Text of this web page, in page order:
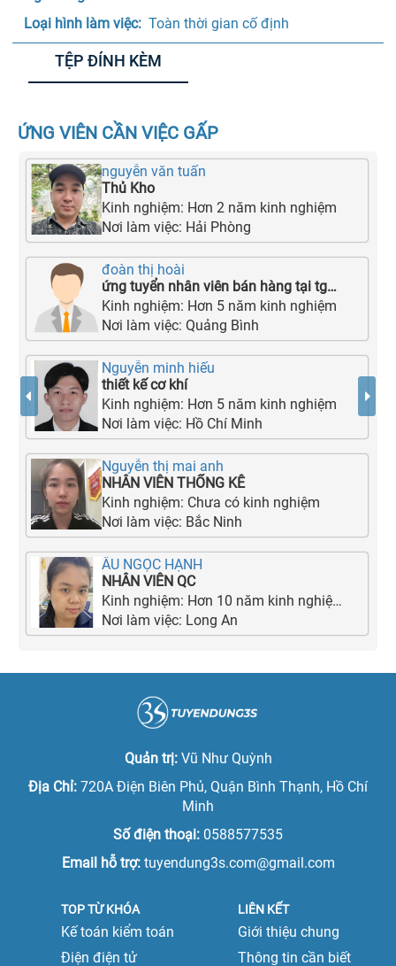
Loại hình làm việc: Toàn thời gian cố định
TỆP ĐÍNH KÈM
ỨNG VIÊN CẦN VIỆC GẤP
nguyễn văn tuấn
Thủ Kho
Kinh nghiệm: Hơn 2 năm kinh nghiệm
Nơi làm việc: Hải Phòng
đoàn thị hoài
ứng tuyển nhân viên bán hàng tại tgdđ 127 trần hưng đạo
Kinh nghiệm: Hơn 5 năm kinh nghiệm
Nơi làm việc: Quảng Bình
Nguyễn minh hiếu
thiết kế cơ khí
Kinh nghiệm: Hơn 5 năm kinh nghiệm
Nơi làm việc: Hồ Chí Minh
Nguyễn thị mai anh
NHÂN VIÊN THỐNG KÊ
Kinh nghiệm: Chưa có kinh nghiệm
Nơi làm việc: Bắc Ninh
ÂU NGỌC HẠNH
NHÂN VIÊN QC
Kinh nghiệm: Hơn 10 năm kinh nghiệm
Nơi làm việc: Long An
Quản trị: Vũ Như Quỳnh
Địa Chỉ: 720A Điện Biên Phủ, Quận Bình Thạnh, Hồ Chí
Minh
Số điện thoại: 0588577535
Email hỗ trợ: tuyendung3s.com@gmail.com
TOP TỪ KHÓA
Kế toán kiểm toán
Điện điện tử
LIÊN KẾT
Giới thiệu chung
Thông tin cần biết